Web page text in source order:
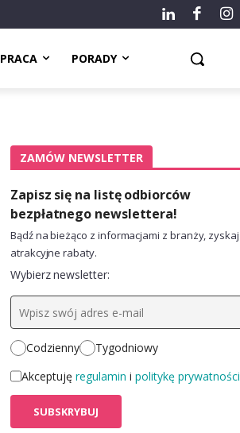
PRACA PORADY
ZAMÓW NEWSLETTER
Zapisz się na listę odbiorców
bezpłatnego newslettera!
Bądź na bieżąco z informacjami z branży, zyskaj
atrakcyjne rabaty.
Wybierz newsletter:
Codzienny
Tygodniowy
Akceptuję regulamin i politykę prywatności